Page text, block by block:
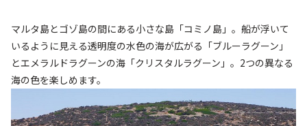
マルタ島とゴゾ島の間にある小さな島「コミノ島」。船が浮いて
いるように見える透明度の水色の海が広がる「ブルーラグーン」
とエメラルドラグーンの海「クリスタルラグーン」。2つの異なる
海の色を楽しめます。